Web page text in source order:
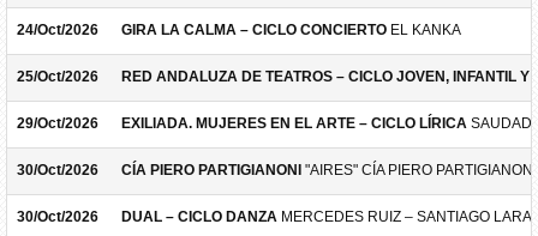
24/Oct/2026 GIRA LA CALMA – CICLO CONCIERTO EL KANKA
25/Oct/2026 RED ANDALUZA DE TEATROS – CICLO JOVEN, INFANTIL Y
29/Oct/2026 EXILIADA. MUJERES EN EL ARTE – CICLO LÍRICA
30/Oct/2026 CÍA PIERO PARTIGIANONI "AIRES" CÍA PIERO PARTIGIANONI
30/Oct/2026 DUAL – CICLO DANZA MERCEDES RUIZ – SANTIAGO LARA